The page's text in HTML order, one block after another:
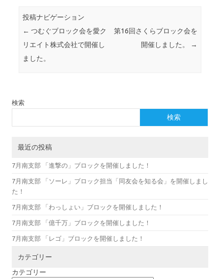
投稿ナビゲーション
← つむぐブロック会を愛ク
リエイト株式会社で開催し
ました。
第16回さくらブロック会を
開催しました。
→
検索
検索
最近の投稿
7月南支部 「進撃の」ブロックを開催しました！
7月南支部 「ソーレ」ブロック担当「同友会を知る会」を開催しまし
た！
7月南支部 「わっしょい」ブロックを開催しました！
7月南支部 「億千万」ブロックを開催しました！
7月南支部 「レゴ」ブロックを開催しました！
カテゴリー
カテゴリー